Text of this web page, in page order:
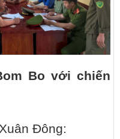
Bo với chiến
Đông: